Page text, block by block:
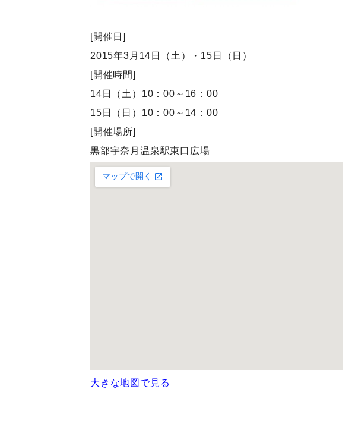
[開催日]
2015年3月14日（土）・15日（日）
[開催時間]
14日（土）10：00～16：00
15日（日）10：00～14：00
[開催場所]
黒部宇奈月温泉駅東口広場
大きな地図で見る